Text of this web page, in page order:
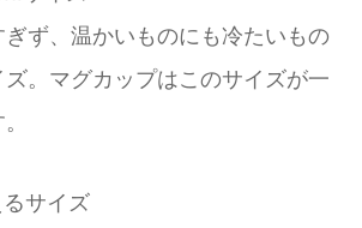
ず、温かいものにも冷たいもの
。マグカップはこのサイズが一
サイズ